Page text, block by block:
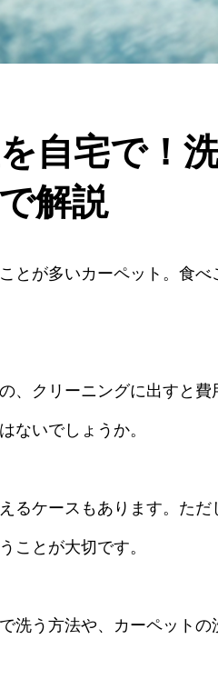
自宅で！
解説
とが多いカーペット。食
、クリーニングに出すと
ないでしょうか。
るケースもあります。た
ことが大切です。
洗う方法や、カーペット